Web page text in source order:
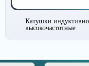
Катушки
высокочастотные